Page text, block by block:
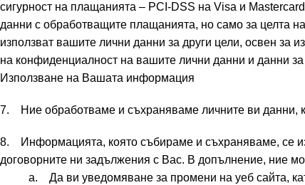
сигурност на плащанията – PCI-DSS на Visa и
данни с обработващите плащанията, но само за целта
използват вашите лични данни за други цели, освен за
на конфиденциалност на вашите лични данни и данни
Използване на Вашата информация
7. Ние обработваме и съхраняваме личните ви данни,
8. Информацията, която събираме и съхраняваме, се
договорните ни задължения с Вас. В допълнение, ние
a. Да ви уведомяване за промени на уеб сайта,